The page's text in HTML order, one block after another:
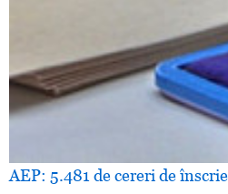
AEP: 5.481 de cereri de